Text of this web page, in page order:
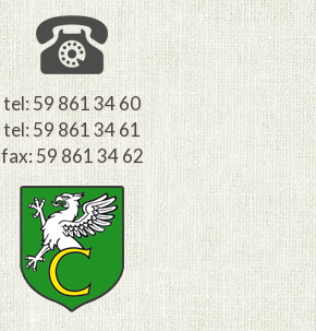
tel: 59 861 34 60
tel: 59 861 34 61
fax: 59 861 34 62